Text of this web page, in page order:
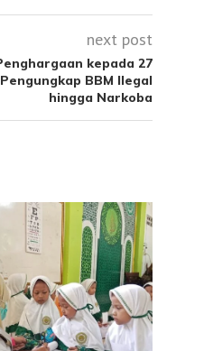
next post
kepada 27
BBM Ilegal
hingga Narkoba